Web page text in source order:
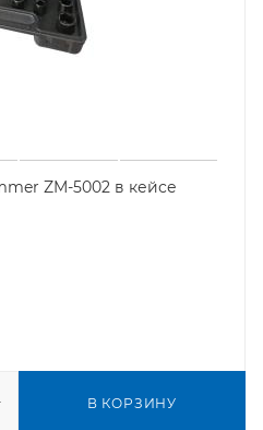
ZM-5002 в кейсе
В КОРЗИНУ